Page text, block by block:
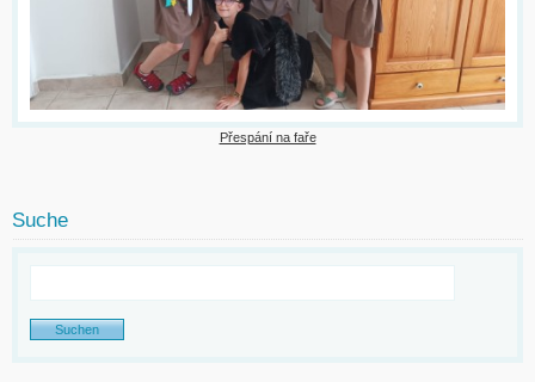
Přespání na faře
Suche